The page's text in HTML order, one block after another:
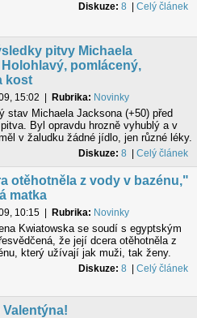
Celý článek
Diskuze: 8
pitvy Michaela
pomlácený,
kost
15:02 Rubrika: Novinky
stav Michaela Jacksona (+50) před
Byl opravdu hrozně vyhublý a v
v žaludku žádné jídlo, jen různé léky.
Celý článek
Diskuze: 8
otěhotněla z vody v bazénu,"
matka
10:15| Rubrika: Novinky
Kwiatowska se soudí s egyptským
že její dcera otěhotněla z
který užívají jak muži, tak ženy.
Celý článek
Diskuze: 8